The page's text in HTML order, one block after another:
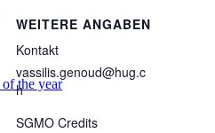
the year
WEITERE ANGABEN
Kontakt
vassilis.genoud@hug.c
h
SGMO Credits